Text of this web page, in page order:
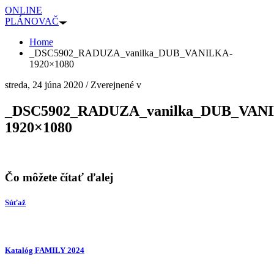
ONLINE
PLÁNOVAČ
Home
_DSC5902_RADUZA_vanilka_DUB_VANILKA-
1920×1080
streda, 24 júna 2020 /Zverejnené v
1920×1080
Čo môžete čítať ďalej
Súťaž
Katalóg FAMILY 2024